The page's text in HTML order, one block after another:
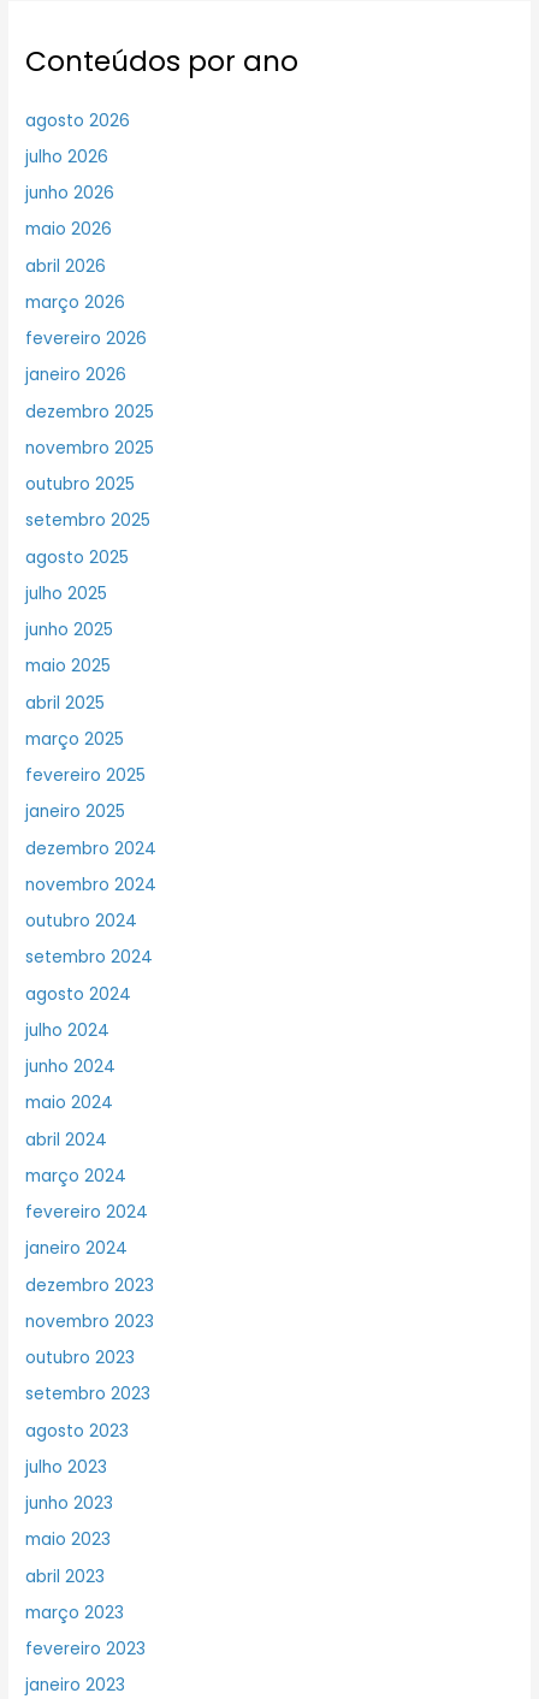
Conteúdos por ano
agosto 2026
julho 2026
junho 2026
maio 2026
abril 2026
março 2026
fevereiro 2026
janeiro 2026
dezembro 2025
novembro 2025
outubro 2025
setembro 2025
agosto 2025
julho 2025
junho 2025
maio 2025
abril 2025
março 2025
fevereiro 2025
janeiro 2025
dezembro 2024
novembro 2024
outubro 2024
setembro 2024
agosto 2024
julho 2024
junho 2024
maio 2024
abril 2024
março 2024
fevereiro 2024
janeiro 2024
dezembro 2023
novembro 2023
outubro 2023
setembro 2023
agosto 2023
julho 2023
junho 2023
maio 2023
abril 2023
março 2023
fevereiro 2023
janeiro 2023